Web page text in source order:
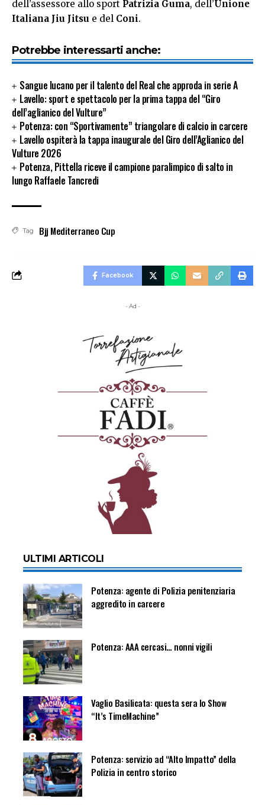
dell’assessore allo sport Patrizia Guma, dell’Unione
Italiana Jiu Jitsu e del Coni.
Potrebbe interessarti anche:
Sangue lucano per il talento del Real che approda in serie A
Lavello: sport e spettacolo per la prima tappa del “Giro
dell’aglianico del Vulture”
Potenza: con “Sportivamente” triangolare di calcio in carcere
Lavello ospiterà la tappa inaugurale del Giro dell’Aglianico del
Vulture 2026
Potenza, Pittella riceve il campione paralimpico di salto in
lungo Raffaele Tancredi
Tag Bjj Mediterraneo Cup
Facebook
- Ad -
ULTIMI ARTICOLI
Potenza: agente di Polizia penitenziaria
aggredito in carcere
Potenza: AAA cercasi… nonni vigili
Vaglio Basilicata: questa sera lo Show
“It’s TimeMachine”
Potenza: servizio ad “Alto Impatto” della
Polizia in centro storico